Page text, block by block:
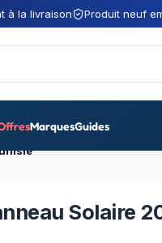
à la livraison Produit neuf
MarquesGuides
Solaire